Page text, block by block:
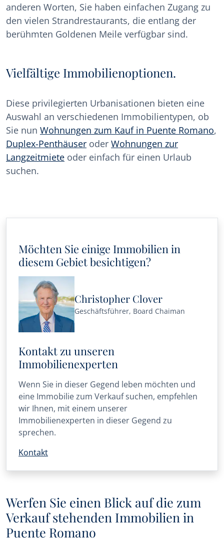
anderen Worten, Sie haben einfachen Zugang zu
den vielen Strandrestaurants, die entlang der
berühmten Goldenen Meile verfügbar sind.
Vielfältige Immobilienoptionen.
Diese privilegierten Urbanisationen bieten eine
Auswahl an verschiedenen Immobilientypen, ob
Sie nun Wohnungen zum Kauf in Puente Romano,
Duplex-Penthäuser oder Wohnungen zur
Langzeitmiete oder einfach für einen Urlaub
suchen.
Möchten Sie einige Immobilien in
diesem Gebiet besichtigen?
Christopher Clover
Geschäftsführer, Board Chaiman
Kontakt zu unseren
Immobilienexperten
Wenn Sie in dieser Gegend leben möchten und
eine Immobilie zum Verkauf suchen, empfehlen
wir Ihnen, mit einem unserer
Immobilienexperten in dieser Gegend zu
sprechen.
Kontakt
Werfen Sie einen Blick auf die zum
Verkauf stehenden Immobilien in
Puente Romano